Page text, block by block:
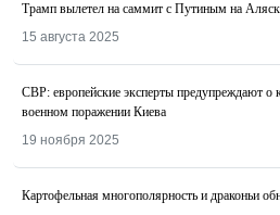
Трамп вылетел на саммит с Путиным на
15 августа 2025
СВР: европейские эксперты предупреждают о
военном поражении Киева
19 ноября 2025
Картофельная многополярность и драконьи